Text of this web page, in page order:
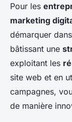
Pour les
marketing
démarquer
bâtissant une
exploitant les
site web et en
campagnes,
de manière